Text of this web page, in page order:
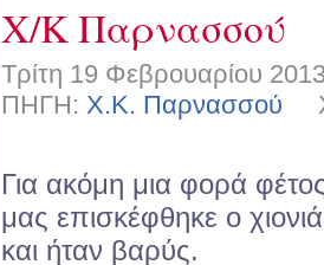
Χ/Κ Παρνασσού
Τρίτη 19 Φεβρουαρίου
ΠΗΓΗ: Χ.Κ. Παρνασσού
Για ακόμη μια φορά
μας επισκέφθηκε ο
και ήταν βαρύς.